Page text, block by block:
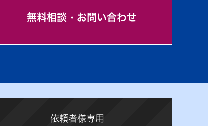
無料相談・お問い合わせ
依頼者様専用